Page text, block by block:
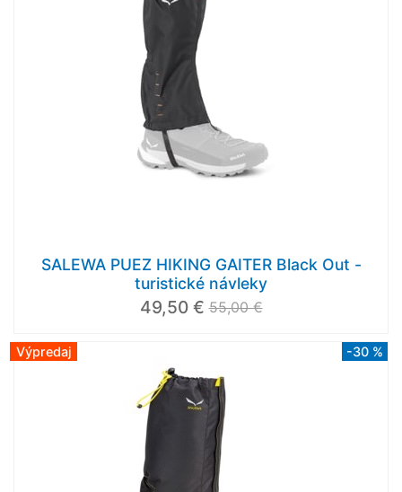
SALEWA PUEZ HIKING GAITER Black Out -
turistické návleky
49,50 € 55,00 €
Výpredaj -30 %